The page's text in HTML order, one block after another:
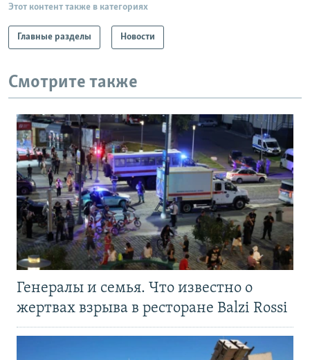
Этот контент также в категориях
Главные разделы Новости
Смотрите также
Генералы и семья. Что известно о
жертвах взрыва в ресторане Balzi Rossi